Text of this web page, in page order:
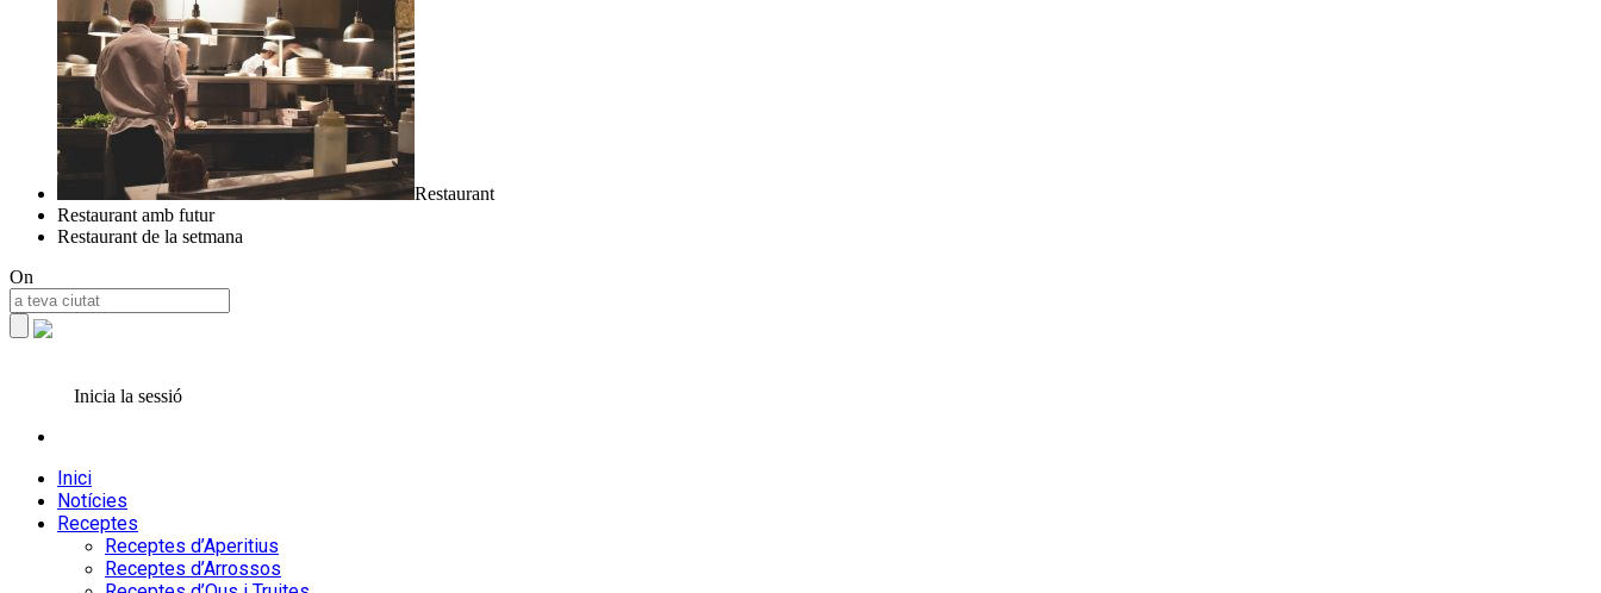
Restaurant
Restaurant amb futur
Restaurant de la setmana
On
Inicia la sessió
Inici
Notícies
Receptes
Receptes d’Aperitius
Receptes d’Arrossos